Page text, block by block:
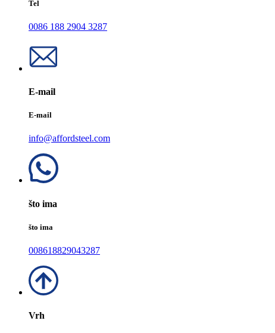
Tel
0086 188 2904 3287
E-mail
E-mail
info@affordsteel.com
što ima
što ima
008618829043287
Vrh